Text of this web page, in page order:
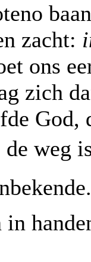
zacht:
ons
zich
God,
weg